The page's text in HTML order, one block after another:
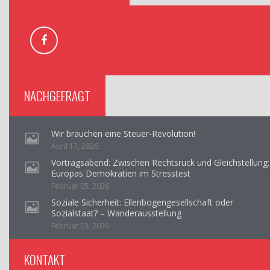
NACHGEFRAGT
Wir brauchen eine Steuer-Revolution!
April 17, 2026
Vortragsabend: Zwischen Rechtsruck und Gleichstellung:
Europas Demokratien im Stresstest
Februar 05, 2026
Soziale Sicherheit: Ellenbogengesellschaft oder
Sozialstaat? – Wanderausstellung
Februar 03, 2026
KONTAKT